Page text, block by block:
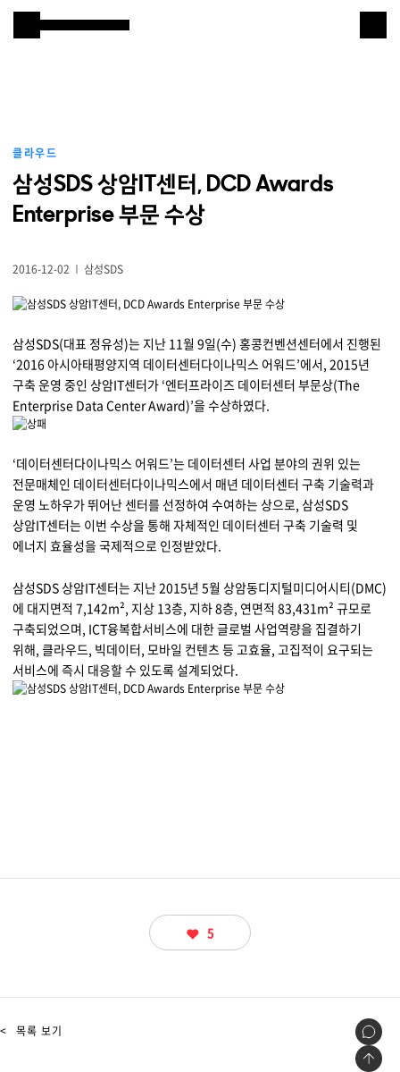
Samsung SDS
클라우드 & 인프라
비즈니스 솔루션
R&D
물류 서비스
물류 소개
디지털 물류 서비스
인사이트
고객사례
리소스
클라우드
삼성SDS 상암IT센터, DCD Awards
Enterprise 부문 수상
2016-12-02 삼성SDS
삼성SDS(대표 정유성)는 지난 11월 9일(수) 홍콩컨벤션센터에서 진행된
‘2016 아시아태평양지역 데이터센터다이나믹스 어워드’에서, 2015년
구축 운영 중인 상암IT센터가 ‘엔터프라이즈 데이터센터 부문상(The
Enterprise Data Center Award)’을 수상하였다.
‘데이터센터다이나믹스 어워드’는 데이터센터 사업 분야의 권위 있는
전문매체인 데이터센터다이나믹스에서 매년 데이터센터 구축 기술력과
운영 노하우가 뛰어난 센터를 선정하여 수여하는 상으로, 삼성SDS
상암IT센터는 이번 수상을 통해 자체적인 데이터센터 구축 기술력 및
에너지 효율성을 국제적으로 인정받았다.
삼성SDS 상암IT센터는 지난 2015년 5월 상암동디지털미디어시티(DMC)
에 대지면적 7,142m², 지상 13층, 지하 8층, 연면적 83,431m² 규모로
구축되었으며, ICT융복합서비스에 대한 글로벌 사업역량을 집결하기
위해, 클라우드, 빅데이터, 모바일 컨텐츠 등 고효율, 고집적이 요구되는
서비스에 즉시 대응할 수 있도록 설계되었다.
5
< 목록 보기